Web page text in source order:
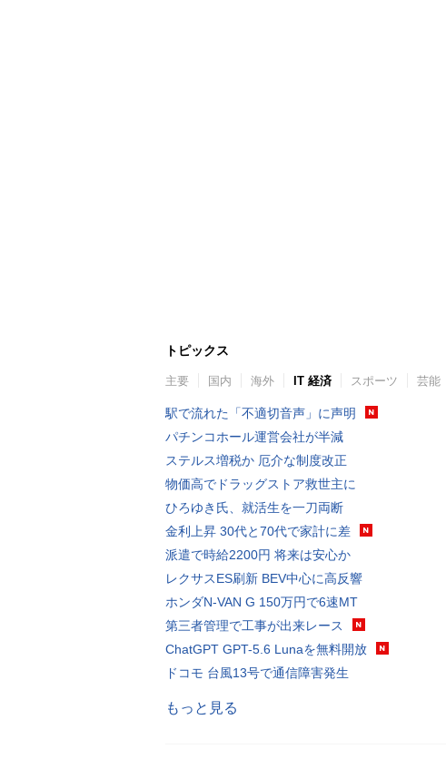
トピックス
主要 国内 海外 IT 経済 スポーツ 芸能
駅で流れた「不適切音声」に声明
パチンコホール運営会社が半減
ステルス増税か 厄介な制度改正
物価高でドラッグストア救世主に
ひろゆき氏、就活生を一刀両断
金利上昇 30代と70代で家計に差
派遣で時給2200円 将来は安心か
レクサスES刷新 BEV中心に高反響
ホンダN-VAN G 150万円で6速MT
第三者管理で工事が出来レース
ChatGPT GPT-5.6 Lunaを無料開放
ドコモ 台風13号で通信障害発生
もっと見る